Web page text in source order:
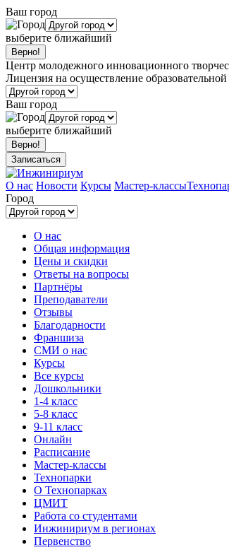
Ваш город
выберите ближайший
Центр молодежного инновационного
Лицензия на осуществление
Ваш город
выберите ближайший
Записаться
О нас Новости Курсы Мастер-классы
Город
О нас
Общая информация
Цены и скидки
Ответы на вопросы
Партнёры
Преподаватели
Отзывы
Благодарности
Франшиза
СМИ о нас
Курсы
Все курсы
Дошкольники
1-4 класс
5-8 класс
9-11 класс
Онлайн
Расписание
Мастер-классы
Технопарки
О Технопарках
ЦМИТ
Работа со студентами
Инжинириум в регионах
Первенство